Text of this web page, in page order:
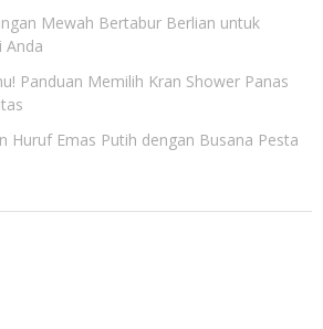
Mewah Bertabur Berlian untuk
Anda
Panduan Memilih Kran Shower Panas
Huruf Emas Putih dengan Busana Pesta